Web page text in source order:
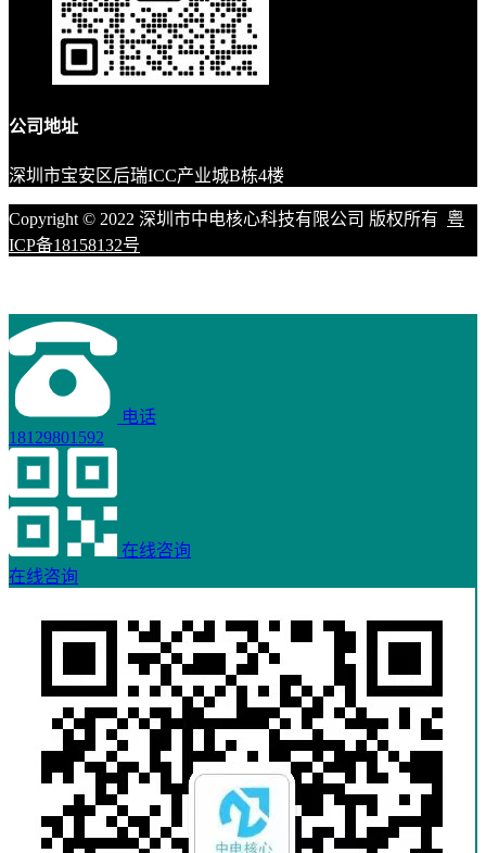
公司地址
深圳市宝安区后瑞ICC产业城B栋4楼
Copyright © 2022 深圳市中电核心科技有限公司 版权所有 粤
ICP备18158132号
电话
18129801592
在线咨询
在线咨询